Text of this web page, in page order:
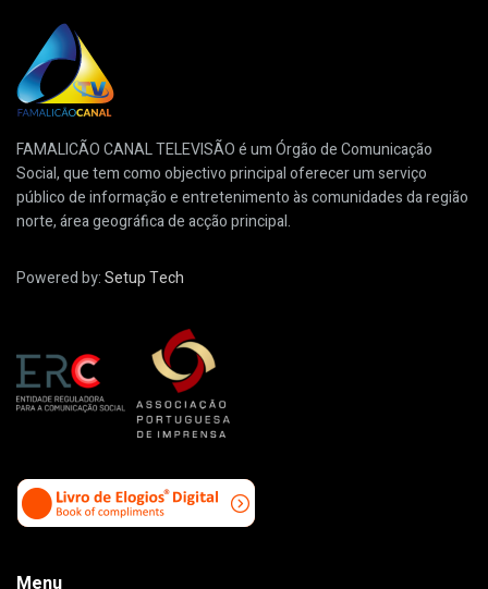
FAMALICÃO CANAL TELEVISÃO é um Órgão de Comunicação
Social, que tem como objectivo principal oferecer um serviço
público de informação e entretenimento às comunidades da região
norte, área geográfica de acção principal.
Powered by:Setup Tech
Menu